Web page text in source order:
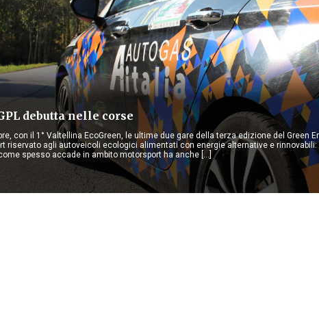
debutta nelle corse
con il 1° Valtellina EcoGreen, le ultime due gare della terza edizione del Green
riservato agli autoveicoli ecologici alimentati con energie alternative e rinnovabili:
spesso accade in ambito motorsport ha anche […]